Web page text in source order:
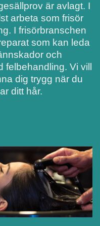
är avlagt. I
arbeta som frisör
I frisörbranschen
som kan leda
och
Vi vill
dig trygg när du
ditt hår.